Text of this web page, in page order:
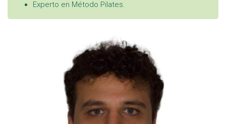
Experto en Método Pilates.